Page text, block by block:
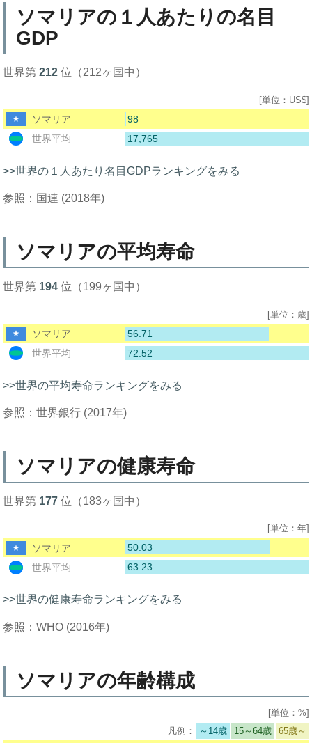
ソマリアの１人あたりの名目
GDP
世界第212 位（212ヶ国中）
[単位：US$]
ソマリア
98
世界平均
17,765
>>世界の１人あたり名目GDPランキングをみる
参照：国連 (2018年)
ソマリアの平均寿命
世界第 194 位（199ヶ国中）
[単位：歳]
ソマリア
56.71
世界平均
72.52
>>世界の平均寿命ランキングをみる
参照：世界銀行 (2017年)
ソマリアの健康寿命
世界第 177 位（183ヶ国中）
[単位：年]
ソマリア
50.03
世界平均
63.23
>>世界の健康寿命ランキングをみる
参照：WHO (2016年)
ソマリアの年齢構成
[単位：%]
～14歳
15～64歳 65歳～